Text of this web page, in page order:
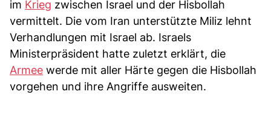
im Krieg zwischen Israel und der Hisbollah
vermittelt. Die vom Iran unterstützte Miliz lehnt
Verhandlungen mit Israel ab. Israels
Ministerpräsident hatte zuletzt erklärt, die
Armee werde mit aller Härte gegen die Hisbollah
vorgehen und ihre Angriffe ausweiten.